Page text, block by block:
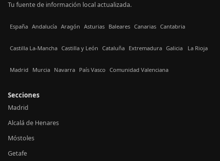
Tu fuente de información local actualizada.
España Andalucía Aragón Asturias Baleares Canarias Cantabria
Castilla La-Mancha Castilla y León Cataluña Extremadura Galicia La Rioja
Madrid Murcia Navarra País Vasco Comunidad Valenciana
Secciones
Madrid
Alcalá de Henares
Móstoles
Getafe